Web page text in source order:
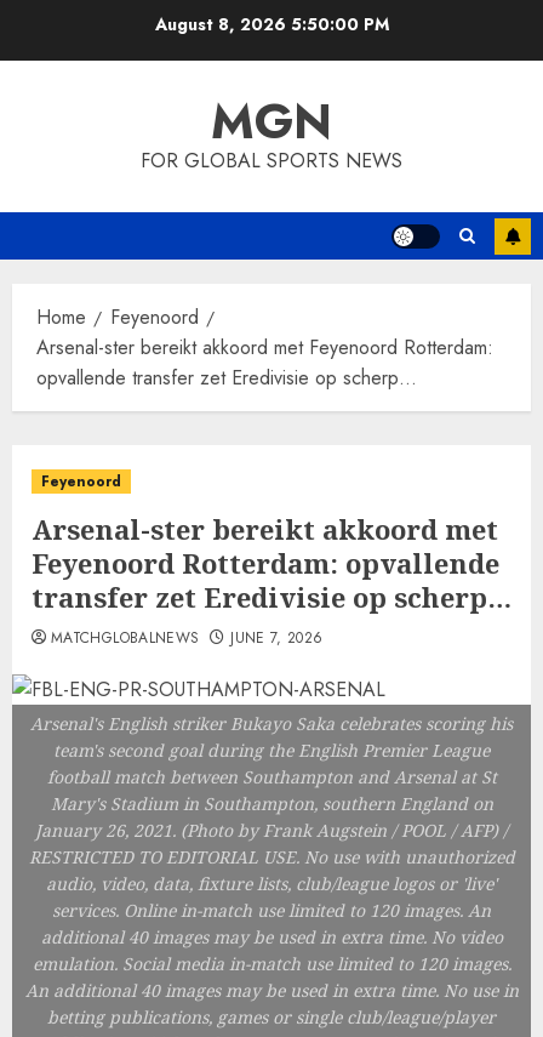
August 8, 20265:50:01 PM
MGN
FOR GLOBAL SPORTS NEWS
Home
Feyenoord
Arsenal-ster bereikt akkoord met Feyenoord Rotterdam:
opvallende transfer zet Eredivisie op scherp…
Feyenoord
Arsenal-ster bereikt akkoord met
Feyenoord Rotterdam: opvallende
transfer zet Eredivisie op scherp…
MATCHGLOBALNEWS JUNE 7, 2026
Arsenal's English striker Bukayo Saka celebrates scoring his
team's second goal during the English Premier League
football match between Southampton and Arsenal at St
Mary's Stadium in Southampton, southern England on
January 26, 2021. (Photo by Frank Augstein / POOL / AFP) /
RESTRICTED TO EDITORIAL USE. No use with unauthorized
audio, video, data, fixture lists, club/league logos or 'live'
services. Online in-match use limited to 120 images. An
additional 40 images may be used in extra time. No video
emulation. Social media in-match use limited to 120 images.
An additional 40 images may be used in extra time. No use in
betting publications, games or single club/league/player